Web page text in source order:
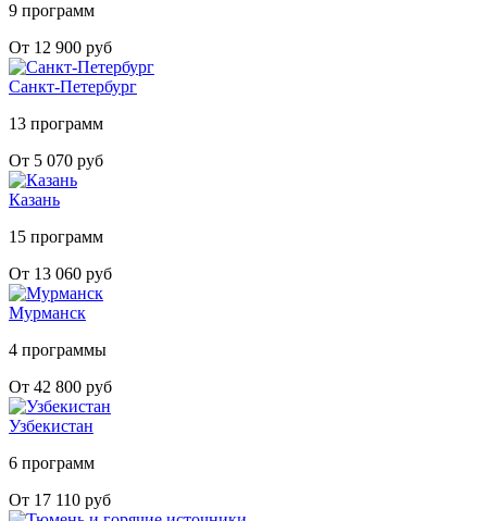
9 программ
От 12 900 руб
Санкт-Петербург
13 программ
От 5 070 руб
Казань
15 программ
От 13 060 руб
Мурманск
4 программы
От 42 800 руб
Узбекистан
6 программ
От 17 110 руб